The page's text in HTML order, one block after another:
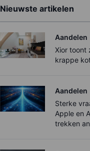
Nieuwste artikelen
Aandelen
Xior toont
krappe
Aandelen
Sterke
Apple en
trekken